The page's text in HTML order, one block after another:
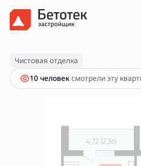
1-комнатная44.94 м
Чистовая отделка
10 человексмотрели эту